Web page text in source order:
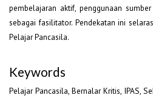
pembelajaran aktif, penggunaan
sebagai fasilitator. Pendekatan ini
Pelajar Pancasila.
Keywords
Pelajar Pancasila, Bernalar Kritis, IPAS,